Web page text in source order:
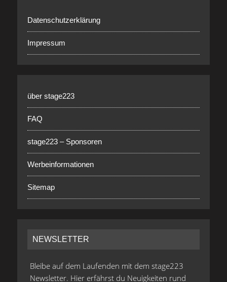
Datenschutzerklärung
Impressum
über stage223
FAQ
stage223 – Sponsoren
Werbeinformationen
Sitemap
NEWSLETTER
Bleibe auf dem Laufenden mit dem stage223
Newsletter. Hier erfährst du Neuigkeiten rund